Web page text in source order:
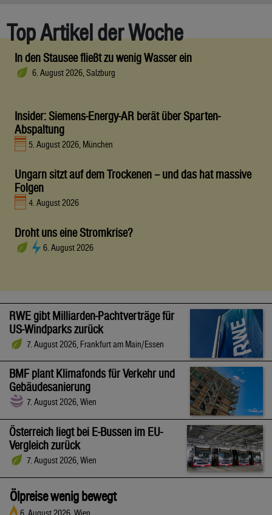
Top Artikel der Woche
In den Stausee fließt zu wenig Wasser ein
6. August 2026, Salzburg
Insider: Siemens-Energy-AR berät über Sparten-
Abspaltung
5. August 2026, München
Ungarn sitzt auf dem Trockenen – und das hat massive
Folgen
4. August 2026
Droht uns eine Stromkrise?
6. August 2026
RWE gibt Milliarden-Pachtverträge für
US-Windparks zurück
7. August 2026, Frankfurt am Main/Essen
BMF plant Klimafonds für Verkehr und
Gebäudesanierung
7. August 2026, Wien
Österreich liegt bei E-Bussen im EU-
Vergleich zurück
7. August 2026, Wien
Ölpreise wenig bewegt